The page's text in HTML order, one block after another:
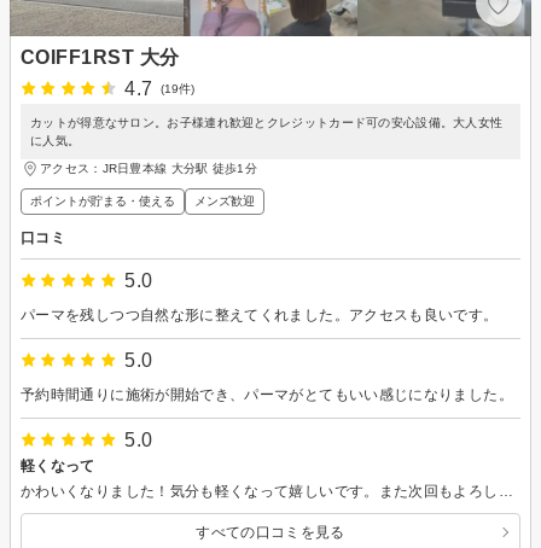
COIFF1RST 大分
4.7
(19件)
カットが得意なサロン。お子様連れ歓迎とクレジットカード可の安心設備。大人女性
に人気。
アクセス：JR日豊本線 大分駅 徒歩1分
ポイントが貯まる・使える メンズ歓迎
口コミ
5.0
パーマを残しつつ自然な形に整えてくれました。アクセスも良いです。
5.0
予約時間通りに施術が開始でき、パーマがとてもいい感じになりました。
5.0
軽くなって
すべての口コミを見る